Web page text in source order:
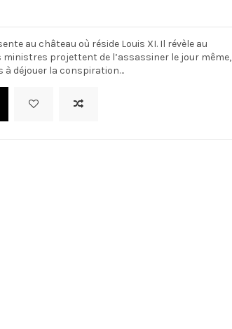
au château où réside Louis XI. Il révèle au
ministres projettent de l’assassiner le jour même,
à déjouer la conspiration…